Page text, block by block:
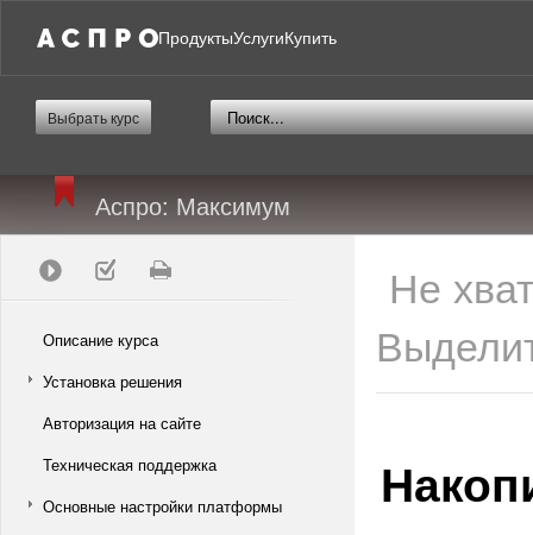
ПродуктыУслугиКупить
Выбрать курс
Аспро: Максимум
Описание курса
Установка решения
Авторизация на сайте
Техническая поддержка
Основные настройки платформы
Не